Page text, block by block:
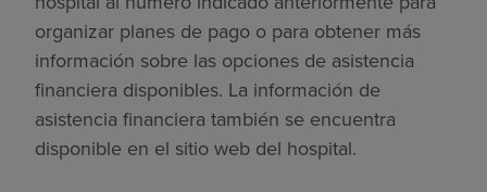
organizar planes de pago o para obtener más
información sobre las opciones de asistencia
financiera disponibles. La información de
asistencia financiera también se encuentra
disponible en el sitio web del hospital.